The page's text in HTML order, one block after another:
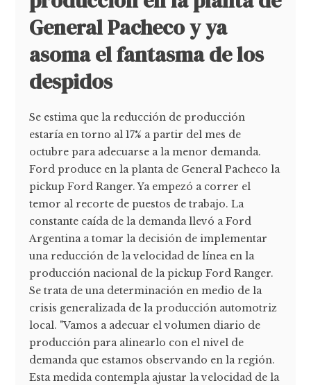
General Pacheco y ya
asoma el fantasma de los
despidos
Se estima que la reducción de producción
estaría en torno al 17% a partir del mes de
octubre para adecuarse a la menor demanda.
Ford produce en la planta de General Pacheco la
pickup Ford Ranger. Ya empezó a correr el
temor al recorte de puestos de trabajo. La
constante caída de la demanda llevó a Ford
Argentina a tomar la decisión de implementar
una reducción de la velocidad de línea en la
producción nacional de la pickup Ford Ranger.
Se trata de una determinación en medio de la
crisis generalizada de la producción automotriz
local. "Vamos a adecuar el volumen diario de
producción para alinearlo con el nivel de
demanda que estamos observando en la región.
Esta medida contempla ajustar la velocidad de la